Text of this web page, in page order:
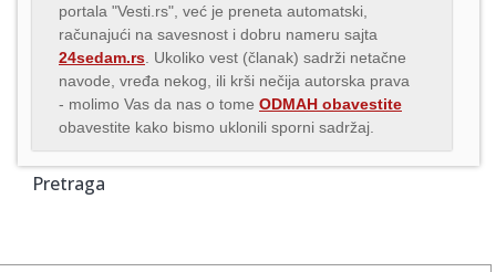
portala "Vesti.rs", već je preneta automatski,
računajući na savesnost i dobru nameru sajta
24sedam.rs . Ukoliko vest (članak) sadrži netačne
navode, vređa nekog, ili krši nečija autorska prava
- molimo Vas da nas o tome ODMAH obavestite
obavestite kako bismo uklonili sporni sadržaj.
Pretraga